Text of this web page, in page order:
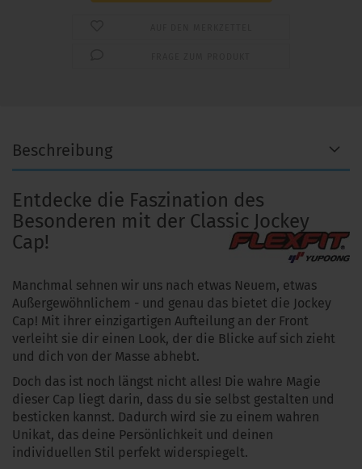
Beschreibung
Entdecke die Faszination des
Besonderen mit der Classic Jockey
Cap!
Manchmal sehnen wir uns nach etwas Neuem, etwas
Außergewöhnlichem - und genau das bietet die Jockey
Cap! Mit ihrer einzigartigen Aufteilung an der Front
verleiht sie dir einen Look, der die Blicke auf sich zieht
und dich von der Masse abhebt.
Doch das ist noch längst nicht alles! Die wahre Magie
dieser Cap liegt darin, dass du sie selbst gestalten und
besticken kannst. Dadurch wird sie zu einem wahren
Unikat, das deine Persönlichkeit und deinen
individuellen Stil perfekt widerspiegelt.